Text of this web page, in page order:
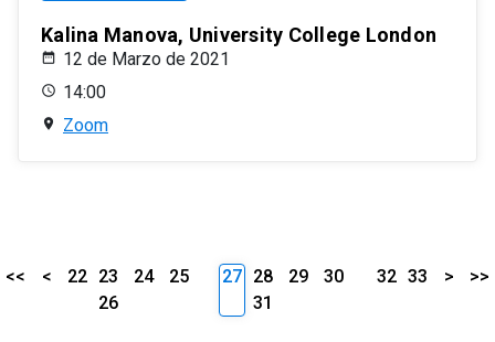
Kalina Manova, University College London
12 de Marzo de 2021
14:00
Zoom
<< < 22 23 24
25
26
27 28 29
30
31
32 33 > >>